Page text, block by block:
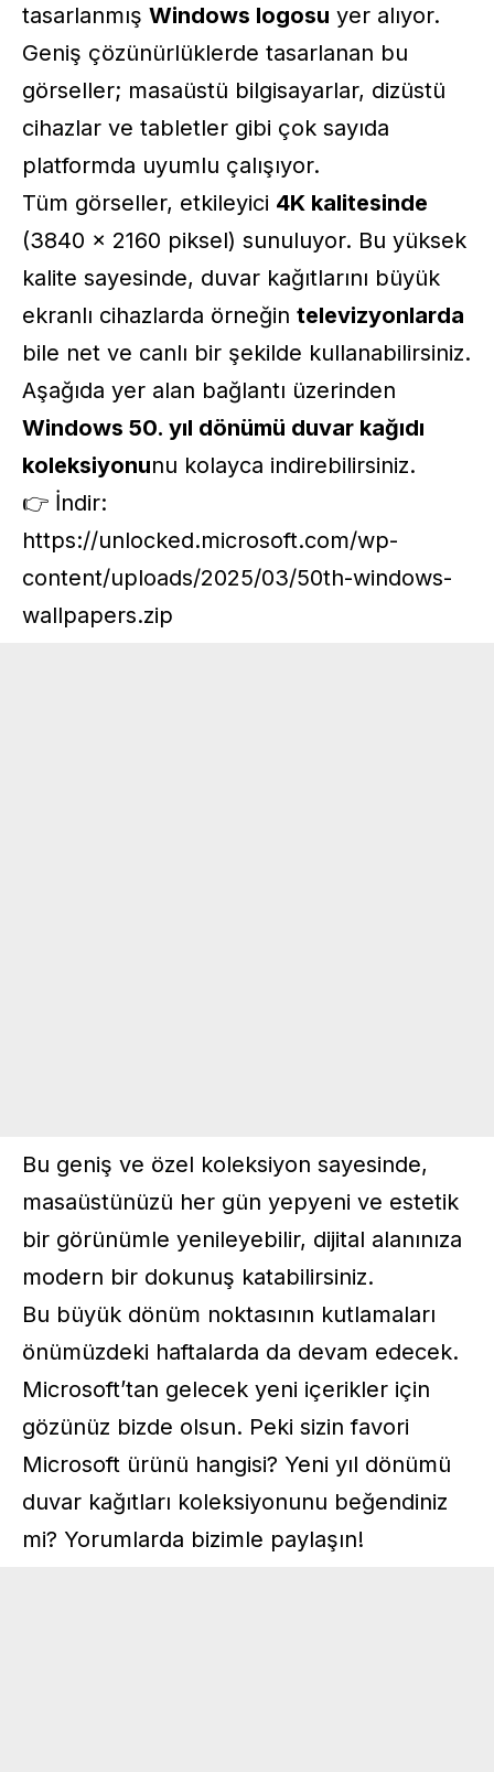
tasarlanmış Windows logosu yer alıyor.
Geniş çözünürlüklerde tasarlanan bu
görseller; masaüstü bilgisayarlar, dizüstü
cihazlar ve tabletler gibi çok sayıda
platformda uyumlu çalışıyor.
Tüm görseller, etkileyici 4K kalitesinde
(3840 x 2160 piksel) sunuluyor. Bu yüksek
kalite sayesinde, duvar kağıtlarını büyük
ekranlı cihazlarda örneğin televizyonlarda
bile net ve canlı bir şekilde kullanabilirsiniz.
Aşağıda yer alan bağlantı üzerinden
Windows 50. yıl dönümü duvar kağıdı
koleksiyonunu kolayca indirebilirsiniz.
👉 İndir:
https://unlocked.microsoft.com/wp-
content/uploads/2025/03/50th-windows-
wallpapers.zip
Bu geniş ve özel koleksiyon sayesinde,
masaüstünüzü her gün yepyeni ve estetik
bir görünümle yenileyebilir, dijital alanınıza
modern bir dokunuş katabilirsiniz.
Bu büyük dönüm noktasının kutlamaları
önümüzdeki haftalarda da devam edecek.
Microsoft’tan gelecek yeni içerikler için
gözünüz bizde olsun. Peki sizin favori
Microsoft ürünü hangisi? Yeni yıl dönümü
duvar kağıtları koleksiyonunu beğendiniz
mi? Yorumlarda bizimle paylaşın!